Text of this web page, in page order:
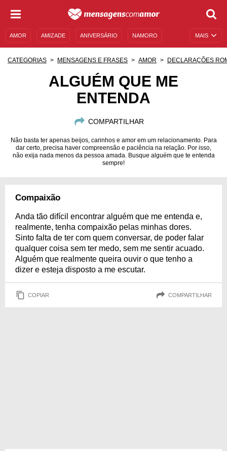
MAIS
AMOR AMIZADE ANIVERSÁRIO NAMORO
AUTOAJUDA
MENSAGENS DE ANIVERSÁRIO
CATEGORIAS MENSAGENS E FRASES AMOR DECLARAÇÕES
ALGUÉM QUE ME
ENTENDA
COMPARTILHAR
Não basta ter apenas beijos, carinhos e amor em um relacionamento. Para
dar certo, precisa haver compreensão e paciência na relação. Por isso,
não exija nada menos da pessoa amada. Busque alguém que te entenda
sempre!
Compaixão
Anda tão difícil encontrar alguém que me entenda e,
realmente, tenha compaixão pelas minhas dores.
Sinto falta de ter com quem conversar, de poder falar
qualquer coisa sem ter medo, sem me sentir acuado.
Alguém que realmente queira ouvir o que tenho a
dizer e esteja disposto a me escutar.
COPIAR COMPARTILHAR